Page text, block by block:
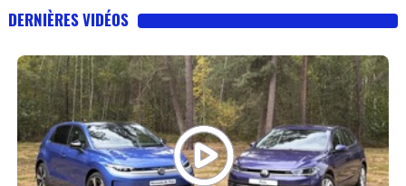
DERNIÈRES VIDÉOS